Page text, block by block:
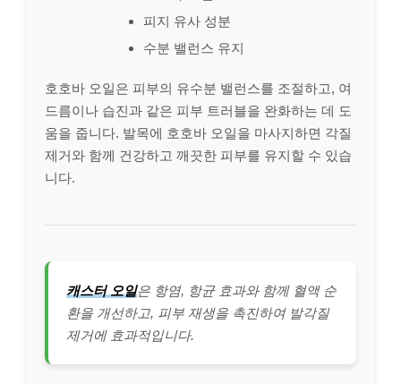
피지 유사 성분
수분 밸런스 유지
호호바 오일은 피부의 유수분 밸런스를 조절하고, 여
드름이나 습진과 같은 피부 트러블을 완화하는 데 도
움을 줍니다. 발목에 호호바 오일을 마사지하면 각질
제거와 함께 건강하고 깨끗한 피부를 유지할 수 있습
니다.
캐스터 오일은 항염, 항균 효과와 함께 혈액 순
환을 개선하고, 피부 재생을 촉진하여 발각질
제거에 효과적입니다.